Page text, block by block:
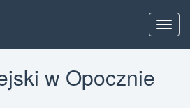
Menu
w Opocznie